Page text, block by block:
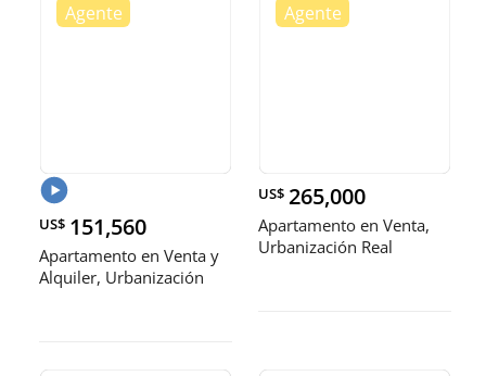
US$ 151,560
Apartamento en Venta y
Alquiler, Urbanización
US$ 265,000
Apartamento en Venta,
Urbanización Real